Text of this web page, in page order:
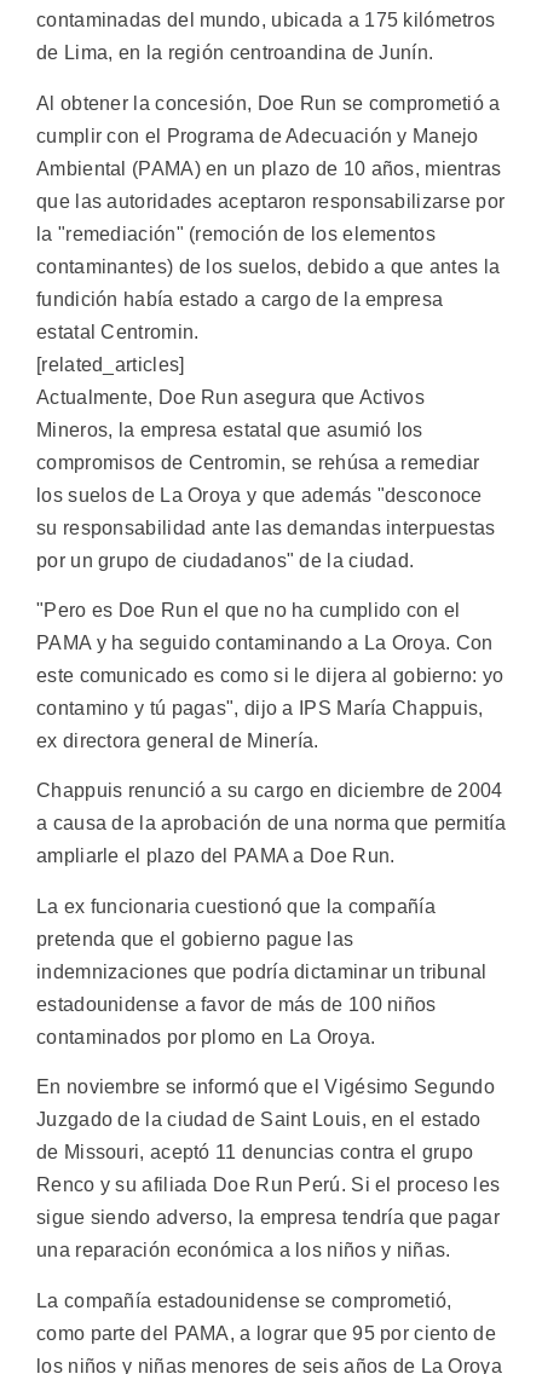
contaminadas del mundo, ubicada a 175 kilómetros
de Lima, en la región centroandina de Junín.
Al obtener la concesión, Doe Run se comprometió a
cumplir con el Programa de Adecuación y Manejo
Ambiental (PAMA) en un plazo de 10 años, mientras
que las autoridades aceptaron responsabilizarse por
la "remediación" (remoción de los elementos
contaminantes) de los suelos, debido a que antes la
fundición había estado a cargo de la empresa
estatal Centromin.
[related_articles]
Actualmente, Doe Run asegura que Activos
Mineros, la empresa estatal que asumió los
compromisos de Centromin, se rehúsa a remediar
los suelos de La Oroya y que además "desconoce
su responsabilidad ante las demandas interpuestas
por un grupo de ciudadanos" de la ciudad.
"Pero es Doe Run el que no ha cumplido con el
PAMA y ha seguido contaminando a La Oroya. Con
este comunicado es como si le dijera al gobierno: yo
contamino y tú pagas", dijo a IPS María Chappuis,
ex directora general de Minería.
Chappuis renunció a su cargo en diciembre de 2004
a causa de la aprobación de una norma que permitía
ampliarle el plazo del PAMA a Doe Run.
La ex funcionaria cuestionó que la compañía
pretenda que el gobierno pague las
indemnizaciones que podría dictaminar un tribunal
estadounidense a favor de más de 100 niños
contaminados por plomo en La Oroya.
En noviembre se informó que el Vigésimo Segundo
Juzgado de la ciudad de Saint Louis, en el estado
de Missouri, aceptó 11 denuncias contra el grupo
Renco y su afiliada Doe Run Perú. Si el proceso les
sigue siendo adverso, la empresa tendría que pagar
una reparación económica a los niños y niñas.
La compañía estadounidense se comprometió,
como parte del PAMA, a lograr que 95 por ciento de
los niños y niñas menores de seis años de La Oroya